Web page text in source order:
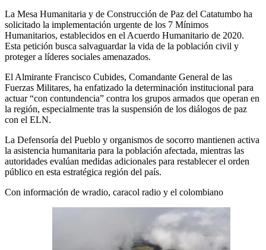
La Mesa Humanitaria y de Construcción de Paz del Catatumbo ha
solicitado la implementación urgente de los 7 Mínimos
Humanitarios, establecidos en el Acuerdo Humanitario de 2020.
Esta petición busca salvaguardar la vida de la población civil y
proteger a líderes sociales amenazados.
El Almirante Francisco Cubides, Comandante General de las
Fuerzas Militares, ha enfatizado la determinación institucional para
actuar “con contundencia” contra los grupos armados que operan en
la región, especialmente tras la suspensión de los diálogos de paz
con el ELN.
La Defensoría del Pueblo y organismos de socorro mantienen activa
la asistencia humanitaria para la población afectada, mientras las
autoridades evalúan medidas adicionales para restablecer el orden
público en esta estratégica región del país.
Con información de wradio, caracol radio y el colombiano